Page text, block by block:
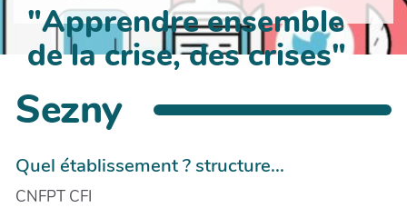
"Apprendre ensemble
de la crise, des crises"
Sezny
Quel établissement ? structure...
CNFPT CFI